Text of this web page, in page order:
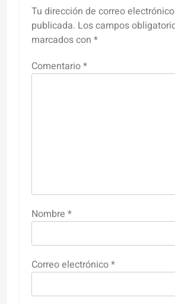
Tu dirección de correo
publicada. Los campos
marcados con *
Comentario*
Nombre *
Correo electrónico*